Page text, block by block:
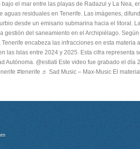
el mar entre las playas de Radazul y La Nea,
aguas residuales en Tenerife. Las imágenes,
desde un emisario submarina hacia el litoral.
gestión del saneamiento en el Archipiélago.
Tenerife encabeza las infracciones en esta materia
las Islas entre 2024 y 2025. Esta cifra representa
Autónoma. @estiati Este video fue grabado el
#tenerife ♬ Sad Music – Max-Music El